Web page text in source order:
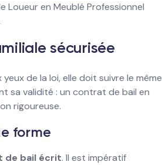
Loueur en Meublé Professionnel
sécurisée
de la loi, elle doit suivre le même
sa validité : un contrat de bail en
rigoureuse.
forme
de bail écrit. Il est impératif